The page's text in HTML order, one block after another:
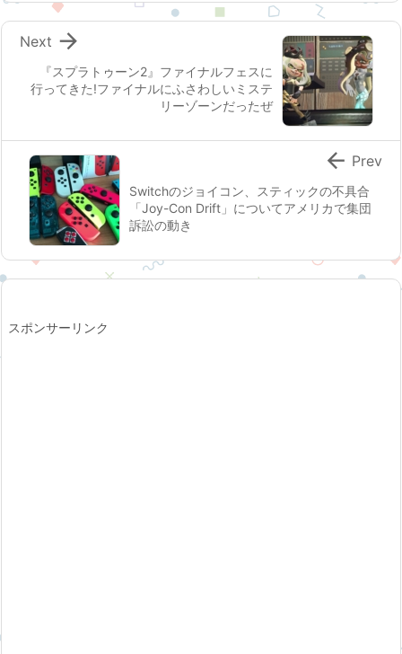
『スプラトゥーン2』ファイナルフェスに
行ってきた!ファイナルにふさわしいミステ
リーゾーンだったぜ

Next
Switchのジョイコン、スティックの不具合
「Joy-Con Drift」についてアメリカで集団
訴訟の動き
 Prev
スポンサーリンク